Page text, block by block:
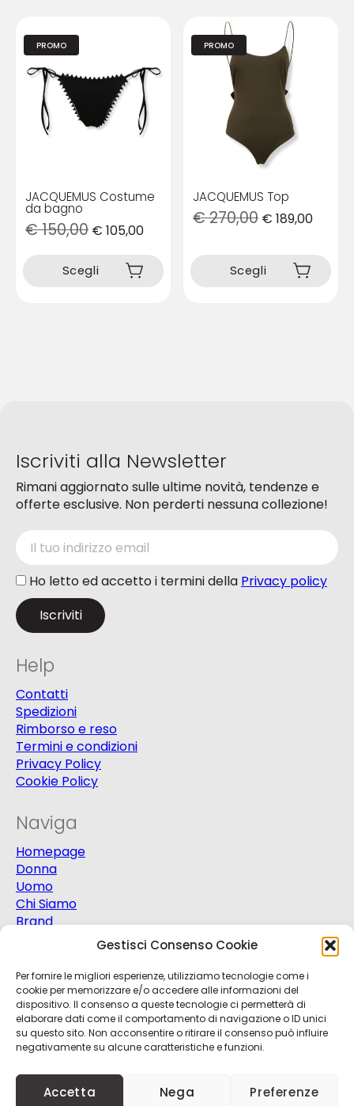
Gestisci Consenso Cookie
Per fornire le migliori esperienze, utilizziamo tecnologie come i
cookie per memorizzare e/o accedere alle informazioni del
dispositivo. Il consenso a queste tecnologie ci permetterà di
elaborare dati come il comportamento di navigazione o ID unici
su questo sito. Non acconsentire o ritirare il consenso può influire
negativamente su alcune caratteristiche e funzioni.
Accetta Nega Preferenze
PROMO
JACQUEMUS Costume
da bagno
€150,00 € 105,00
Scegli
prodotto
prodotto
PROMO
JACQUEMUS Top
€270,00 € 189,00
Scegli
Iscriviti alla Newsletter
Rimani aggiornato sulle ultime novità, tendenze e
offerte esclusive. Non perderti nessuna collezione!
Ho letto ed accetto i termini della Privacy policy
Help
Contatti
Spedizioni
Rimborso e reso
Termini e condizioni
Privacy Policy
Cookie Policy
Naviga
Homepage
Donna
Uomo
Chi Siamo
Brand
Contatti
© 2025Progetto Moda S.r.l.P.Iva 03151820721 -